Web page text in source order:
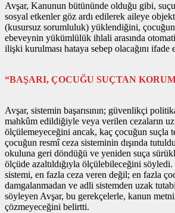
Avşar, Kanunun bütününde olduğu gibi,
sosyal etkenler göz ardı edilerek aileye
(kusursuz sorumluluk) yüklendiğini,
ebeveynin yükümlülük ihlali arasında
ilişki kurulması hataya sebep olacağını ifade
“BAŞARI, ÇOCUĞU SUÇTAN
Avşar, sistemin başarısının; güvenlikçi
mahkûm edildiğiyle veya verilen cezaların
ölçülemeyeceğini ancak, kaç çocuğun suçla
çocuğun resmî ceza sisteminin dışında
okuluna geri döndüğü ve yeniden suça
ölçüde azaltıldığıyla ölçülebileceğini söyledi.
sistemi, en fazla ceza veren değil; en fazla
damgalanmadan ve adli sistemden uzak
söyleyen Avşar, bu gerekçelerle, kanun
çözmeyeceğini belirtti.